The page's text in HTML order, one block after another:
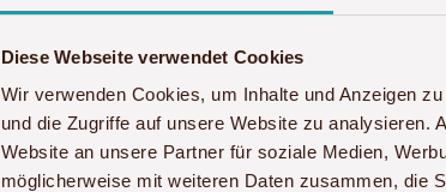
Diese Webseite verwendet Cookies
Wir verwenden Cookies, um Inhalte und Anzeigen
und die Zugriffe auf unsere Website zu analysieren.
Website an unsere Partner für soziale Medien,
möglicherweise mit weiteren Daten zusammen, die
Alle Reisen mit der